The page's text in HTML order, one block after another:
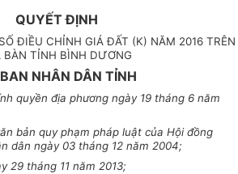
QUYẾT ĐỊNH
ĐIỀU CHỈNH GIÁ ĐẤT (K) NĂM 2016 TRÊN
TỈNH BÌNH DƯƠNG
NHÂN DÂN TỈNH
quyền địa phương ngày 19 tháng 6 năm
bản quy phạm pháp luật của Hội đồng
dân ngày 03 tháng 12 năm 2004;
29 tháng 11 năm 2013;